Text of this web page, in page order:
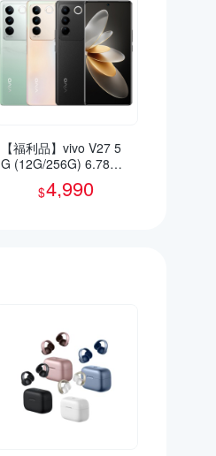
【福利品】vivo V27 5
G (12G/256G) 6.78吋
智慧型手機(9成新)
$4,990